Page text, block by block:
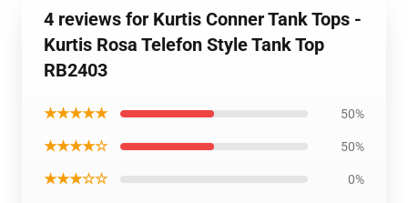
4 reviews for Kurtis Conner Tank Tops -
Kurtis Rosa Telefon Style Tank Top
RB2403
★★★★★ 50%
★★★★☆ 50%
★★★☆☆ 0%